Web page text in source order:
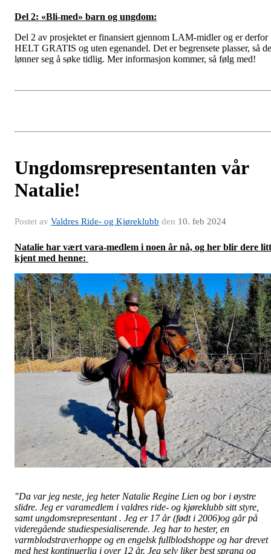
Del 2: «Bli-med» barn og ungdom:
Del 2 av prosjektet er finansiert gjennom LAM-midler og er derfor
HELT GRATIS og uten egenandel. Det er begrensete plasser, så
lønner seg å søke tidlig. Mer informasjon kommer, så følg med!
Ungdomsrepresentanten vår
Natalie!
Postet av Valdres Ride- og Kjøreklubb den 10. feb 2024
Natalie har vært vara-medlem i noen år nå, og her blir dere litt
kjent med henne:
"Da var jeg neste, jeg heter Natalie Regine Lien og bor i øystre
slidre. Jeg er varamedlem i valdres ride- og kjøreklubb sitt styre,
samt ungdomsrepresentant . Jeg er 17 år (født i 2006)og går på
videregående studiespesialiserende. Jeg har to hester, en
varmblodstraverhoppe og en engelsk fullblodshoppe og har drevet
med hest kontinuerlig i over 12 år. Jeg selv liker best sprang og